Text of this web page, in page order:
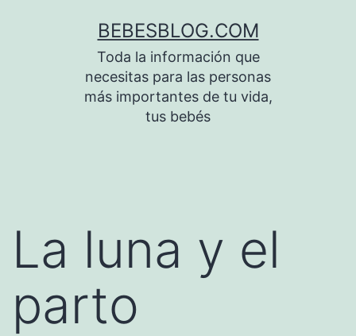
BEBESBLOG.COM
Toda la información que
necesitas para las personas
más importantes de tu vida,
tus bebés
La luna y el
parto